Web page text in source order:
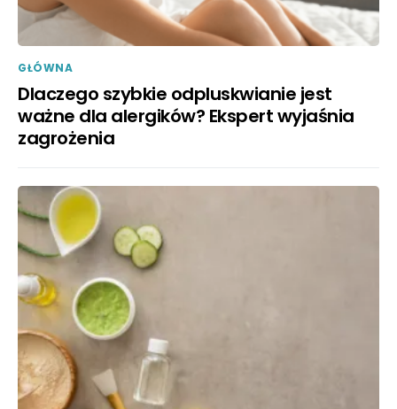
GŁÓWNA
Dlaczego szybkie odpluskwianie jest
ważne dla alergików? Ekspert wyjaśnia
zagrożenia